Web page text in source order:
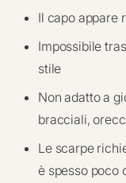
Il capo appare
Impossibile
stile
Non adatto a
bracciali,
Le scarpe
è spesso poco